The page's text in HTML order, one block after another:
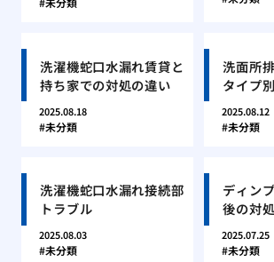
洗濯機蛇口水漏れ賃貸と
持ち家での対処の違い
2025.08.18
未分類
洗面所
タイプ
2025.08.12
未分類
洗濯機蛇口水漏れ接続部
トラブル
2025.08.03
未分類
ディン
後の対
2025.07.25
未分類